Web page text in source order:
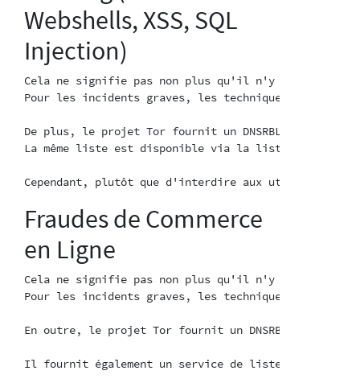
Webshells, XSS, SQL
Injection)
Cela ne signifie pas non plus qu'il n'y a rien à
Pour les incidents graves, les techniques
De plus, le projet Tor fournit un DNSRBL
La même liste est disponible via la liste de
Fraudes de Commerce
en Ligne
Cela ne signifie pas non plus qu'il n'y a rien à
Pour les incidents graves, les techniques
En outre, le projet Tor fournit un DNSRBL
Il fournit également un service de liste de sortie